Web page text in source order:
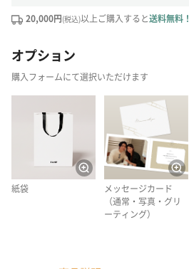
20,000円(税込)以上ご購入すると送料無料！
オプション
購入フォームにて選択いただけます
紙袋
メッセージカード
（通常・写真・グリ
ーティング）